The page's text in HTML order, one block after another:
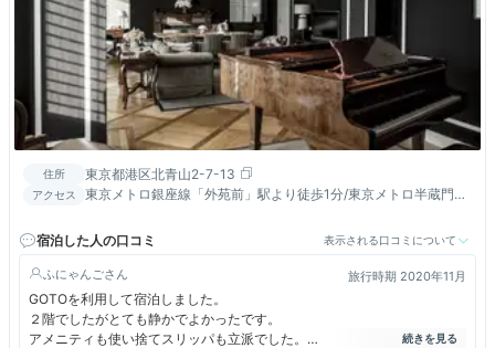
住所 東京都港区北青山2-7-13
アクセス
東京メトロ銀座線「外苑前」駅より徒歩1分/東京メトロ半蔵門
宿泊した人の口コミ
表示される口コミについて
ふにゃんご 旅行時期 2020年11月
GOTOを利用して宿泊しました。
２階でしたがとても静かでよかったです。
アメニティも使い捨てスリッパも立派でした。